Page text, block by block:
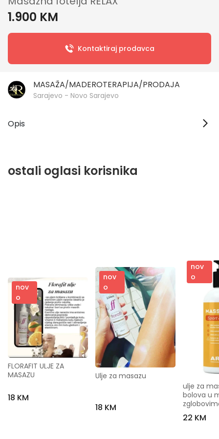
1.900 KM
Kontaktiraj prodavca
MASAŽA/MADEROTERAPIJA/PRODAJA
Sarajevo - Novo Sarajevo
Opis
ostali oglasi korisnika
nov
o
FLORAFIT ULJE ZA
MASAZU
18 KM
nov
o
Ulje za masazu
18 KM
nov
o
ulje za
bolova u
22 KM